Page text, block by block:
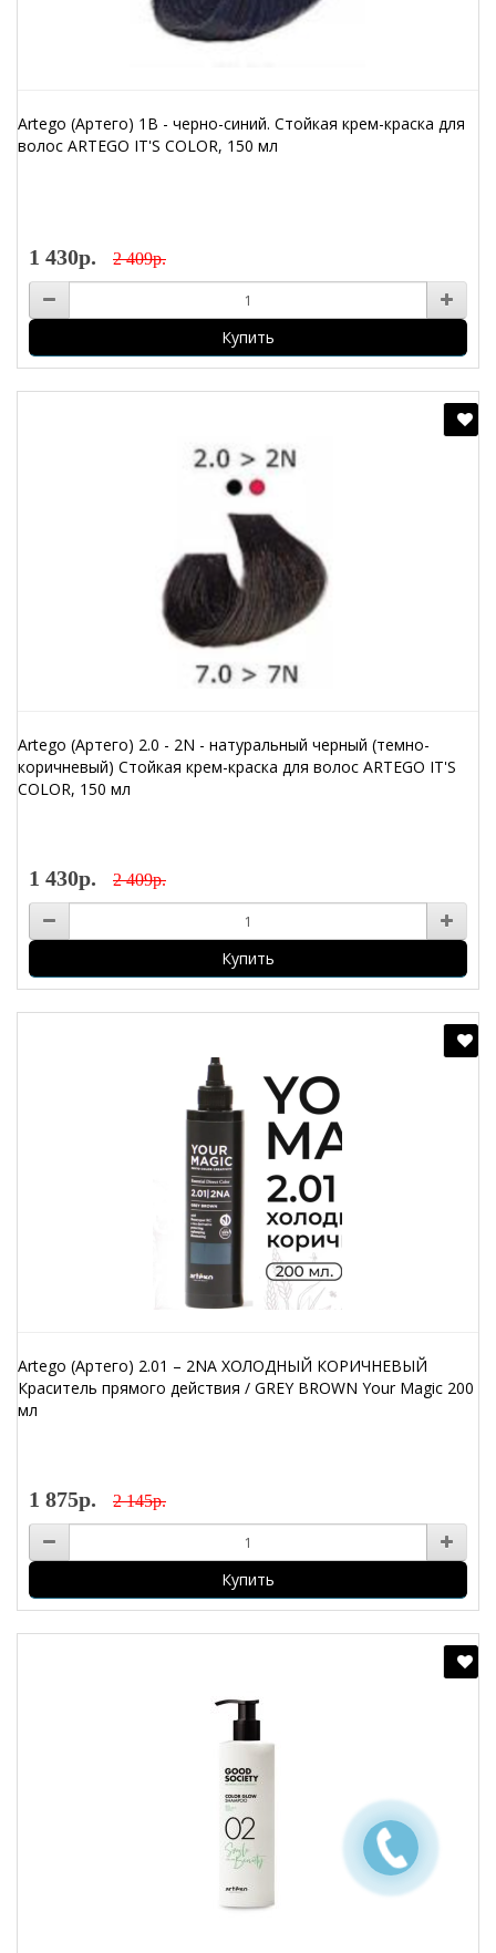
Artego (Артего) 1B - черно-синий. Стойкая крем-краска для
волос ARTEGO IT'S COLOR, 150 мл
1 430р. 2 409р.
Купить
Artego (Артего) 2.0 - 2N - натуральный черный (темно-
коричневый) Стойкая крем-краска для волос ARTEGO IT'S
COLOR, 150 мл
1 430р. 2 409р.
Купить
Artego (Артего) 2.01 – 2NA ХОЛОДНЫЙ КОРИЧНЕВЫЙ
Краситель прямого действия / GREY BROWN Your Magic 200
мл
1 875р. 2 145р.
Купить